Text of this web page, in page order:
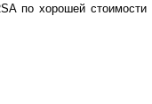
хорошей стоимости